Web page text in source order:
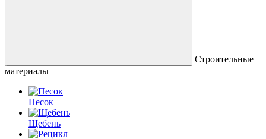
Строительные
материалы
Песок
Щебень